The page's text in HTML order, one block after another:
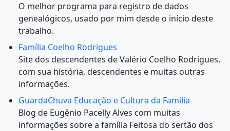
O melhor programa para registro de dados
genealógicos, usado por mim desde o início deste
trabalho.
Família Coelho Rodrigues
Site dos descendentes de Valério Coelho Rodrigues,
com sua história, descendentes e muitas outras
informações.
GuardaChuva Educação e Cultura da Família
Blog de Eugênio Pacelly Alves com muitas
informações sobre a família Feitosa do sertão dos